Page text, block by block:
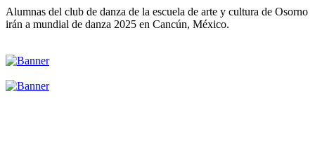
Alumnas del club de danza de la escuela de arte y cultura de Osorno
irán a mundial de danza 2025 en Cancún, México.